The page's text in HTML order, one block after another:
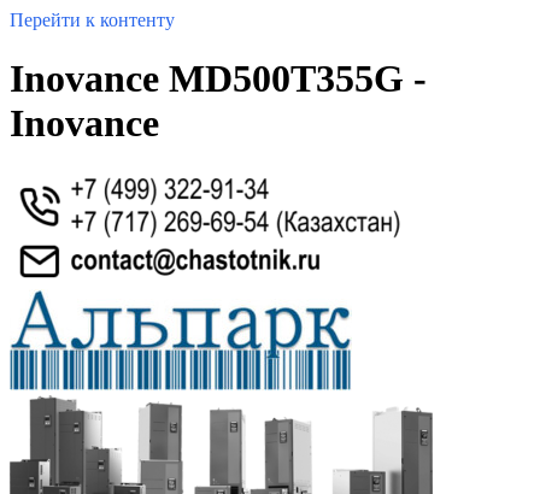
Перейти к контенту
Inovance MD500T355G -
Inovance